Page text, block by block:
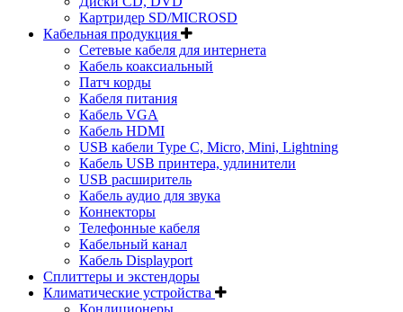
Картридер SD/MICROSD
Кабельная продукция
Сетевые кабеля для интернета
Кабель коаксиальный
Патч корды
Кабеля питания
Кабель VGA
Кабель HDMI
USB кабели Type C, Micro, Mini, Lightning
Кабель USB принтера, удлинители
USB расширитель
Кабель аудио для звука
Коннекторы
Телефонные кабеля
Кабельный канал
Кабель Displayport
Сплиттеры и экстендоры
Климатические устройства
Кондиционеры